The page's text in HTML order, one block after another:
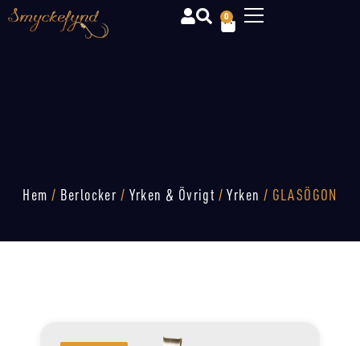
0
Hem / Berlocker / Yrken & Övrigt /Yrken / GLASÖGON